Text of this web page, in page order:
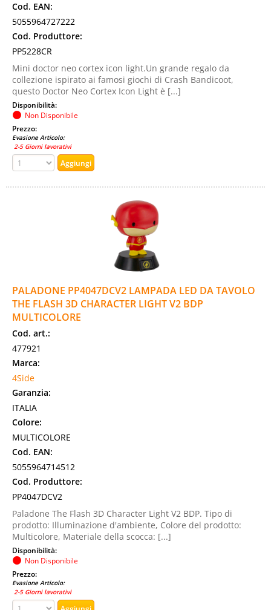
Cod. EAN:
5055964727222
Cod. Produttore:
PP5228CR
Mini doctor neo cortex icon light.Un grande regalo da
collezione ispirato ai famosi giochi di Crash Bandicoot,
questo Doctor Neo Cortex Icon Light è [...]
Disponibilità:
Non Disponibile
Prezzo:
Evasione Articolo:
2-5 Giorni lavorativi
PALADONE PP4047DCV2 LAMPADA LED DA TAVOLO
THE FLASH 3D CHARACTER LIGHT V2 BDP
MULTICOLORE
Cod. art.:
477921
Marca:
4Side
Garanzia:
ITALIA
Colore:
MULTICOLORE
Cod. EAN:
5055964714512
Cod. Produttore:
PP4047DCV2
Paladone The Flash 3D Character Light V2 BDP. Tipo di
prodotto: Illuminazione d'ambiente, Colore del prodotto:
Multicolore, Materiale della scocca: [...]
Disponibilità:
Non Disponibile
Prezzo:
Evasione Articolo:
2-5 Giorni lavorativi